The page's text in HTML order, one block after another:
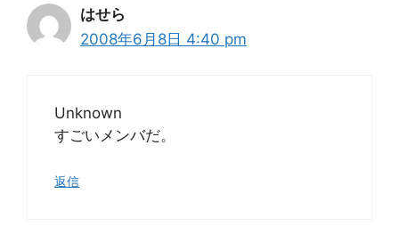
はせら
2008年6月8日 4:40 pm
Unknown
すごいメンバだ。
返信